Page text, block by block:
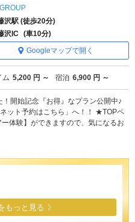
沢駅 (徒歩20分)
沢IC (車10分)
Googleマップで開く
ム 5,200 円 ～ 宿泊 6,900 円 ～
開始記念『お得』なプラン公開中♪
ット予約はこちら」へ！！ ★TOPペ
体験】ができますので、気になるお
もっと見る